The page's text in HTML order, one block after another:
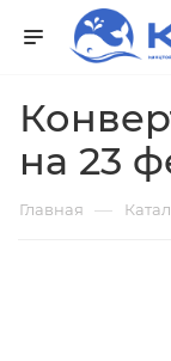
на 23
Главная —